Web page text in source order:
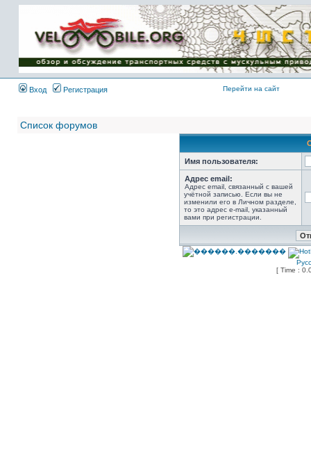
Имя пользователя:
Пароль:
{ LOG_ME_IN_SHORT
}
Вход
Регистрация Перейти на сайт
Список форумов
Имя пользователя:
Адрес email:
Адрес email, связанный с вашей
учётной записью. Если вы не
изменили его в Личном разделе,
то это адрес e-mail, указанный
вами при регистрации.
[ Time :